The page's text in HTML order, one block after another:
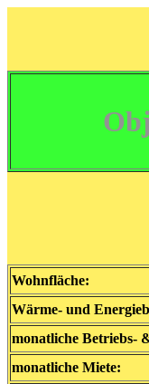
Wohnfläche:
Wärme- und
monatliche Betriebs-
monatliche Miete: